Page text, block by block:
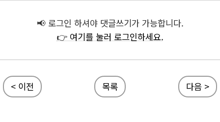
📢 로그인 하셔야 댓글쓰기가 가능합니다.
👉 여기를 눌러 로그인하세요.
< 이전 목록 다음 >